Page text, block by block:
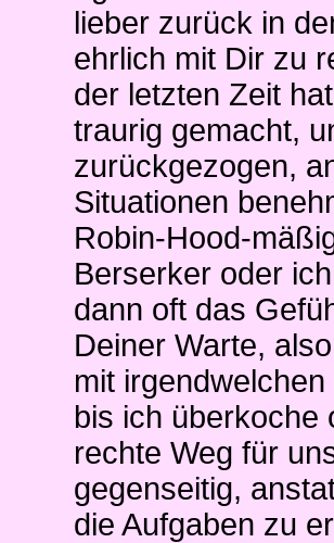
lieber zurück in
ehrlich mit Dir zu
der letzten Zeit
traurig gemacht,
zurückgezogen,
Situationen
Robin-Hood-
Berserker oder
dann oft das
Deiner Warte,
mit
bis ich überkoche
rechte Weg für
gegenseitig,
die Aufgaben zu